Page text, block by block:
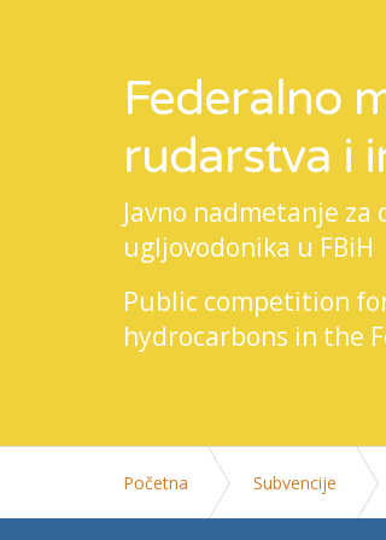
Federalno
rudarstva i
Javno nadmetanje
ugljovodonika u FBiH
Public competition
hydrocarbons in the
Početna Subvencije